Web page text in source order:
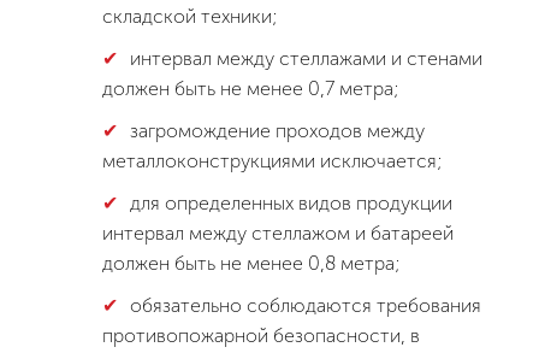
складской техники;
интервал между стеллажами и стенами
должен быть не менее 0,7 метра;
загромождение проходов между
металлоконструкциями исключается;
для определенных видов продукции
интервал между стеллажом и батареей
должен быть не менее 0,8 метра;
обязательно соблюдаются требования
противопожарной безопасности, в